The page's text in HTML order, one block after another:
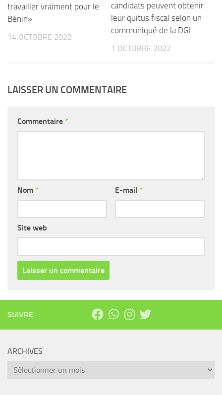
travailler vraiment pour le
Bénin»
14 OCTOBRE 2022
candidats peuvent obtenir
leur quitus fiscal selon un
communiqué de la DGI
1 OCTOBRE 2022
LAISSER UN COMMENTAIRE
Commentaire *
Nom * E-mail *
Site web
SUIVRE
ARCHIVES
Archives